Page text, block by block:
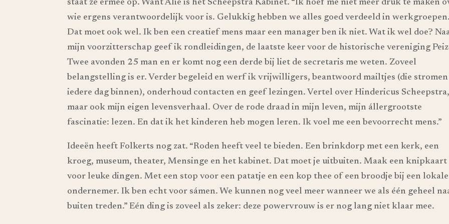
staat ze ermee op. Want Alie is het Scheepstra Kabinet. “Ik hoef me niet meer druk te maken
wie ergens verantwoordelijk voor is. Gelukkig hebben we alles goed verdeeld in werkgroepen.
Dat moet ook wel. Ik ben een creatief mens maar een manager ben ik niet. Wat ik wel doe?
mijn voorzitterschap geef ik rondleidingen, de laatste keer voor de historische vereniging
Twee avonden 25 man en er komt nog een derde bij liet de secretaris me weten. Zoveel
belangstelling is er. Verder begeleid en werf ik vrijwilligers, beantwoord mailtjes (die stromen
iedere dag binnen), onderhoud contacten en geef lezingen. Vertel over Hindericus Scheepstra,
maar ook mijn eigen levensverhaal. Over de rode draad in mijn leven, mijn állergrootste
fascinatie: lezen. En dat ik het kinderen heb mogen leren. Ik voel me een bevoorrecht mens.”
Ideeën heeft Folkerts nog zat. “Roden heeft veel te bieden. Een brinkdorp met een kerk, een
kroeg, museum, theater, Mensinge en het kabinet. Dat moet je uitbuiten. Maak een knipkaart
voor leuke dingen. Met een stop voor een patatje en een kop thee of een broodje bij een lokale
ondernemer. Ik ben echt voor sámen. We kunnen nog veel meer wanneer we als één geheel
buiten treden.” Eén ding is zoveel als zeker: deze powervrouw is er nog lang niet klaar mee.